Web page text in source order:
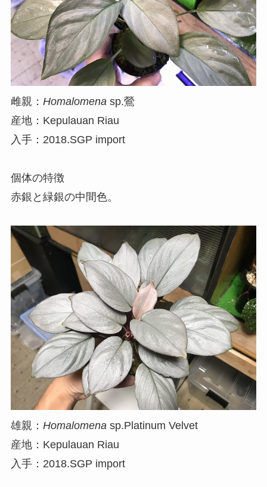
雌親： Homalomena sp.鶯
産地：Kepulauan Riau
入手：2018.SGP import
個体の特徴
赤銀と緑銀の中間色。
雄親： Homalomena sp.Platinum Velvet
産地：Kepulauan Riau
入手：2018.SGP import